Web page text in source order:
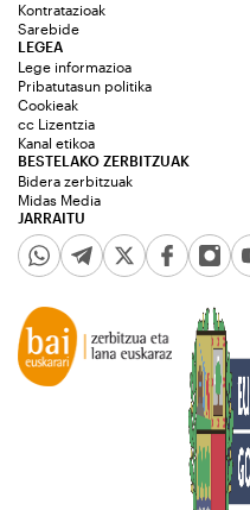
Kontratazioak
Sarebide
JARRAITU
LEGEA
Lege informazioa
Pribatutasun politika
Cookieak
cc Lizentzia
Kanal etikoa
BESTELAKO ZERBITZUAK
Bidera zerbitzuak
Midas Media